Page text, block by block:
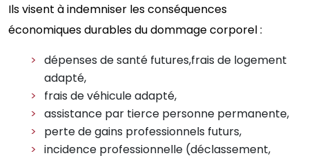
Ils visent à indemniser les conséquences
économiques durables du dommage corporel :
dépenses de santé futures,frais de logement
adapté,
frais de véhicule adapté,
assistance par tierce personne permanente,
perte de gains professionnels futurs,
incidence professionnelle (déclassement,